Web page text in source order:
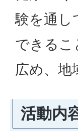
験を通し
できるこ
広め、地
活動内